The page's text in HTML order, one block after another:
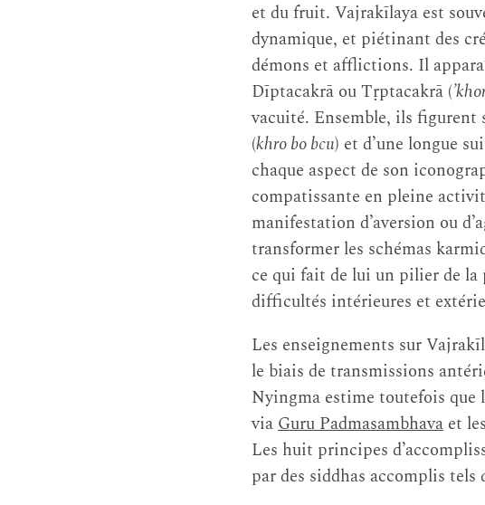
et du fruit. Vajrakīlaya est
dynamique, et piétinant des
démons et afflictions. Il
Dīptacakrā ou Tṛptacakrā (
vacuité. Ensemble, ils figurent
(khro bo bcu) et d’une longue
chaque aspect de son
compatissante en pleine
manifestation d’aversion ou
transformer les schémas
ce qui fait de lui un pilier de
difficultés intérieures et
Les enseignements sur
le biais de transmissions
Nyingma estime toutefois que
viaGuru Padmasambhava et les
Les huit principes
par des siddhas accomplis